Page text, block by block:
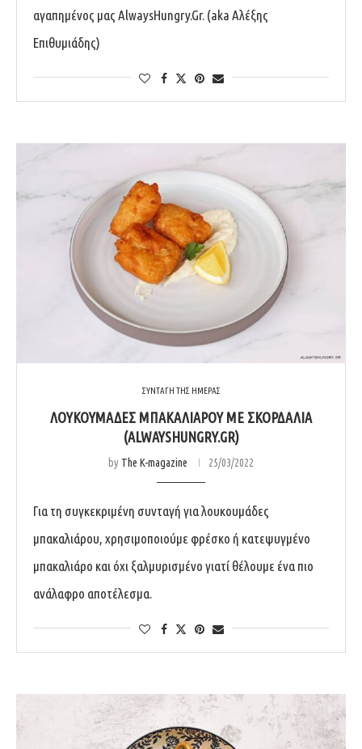
αγαπημένος μας AlwaysHungry.Gr. (aka Αλέξης
Επιθυμιάδης)
ΣΥΝΤΑΓΗ ΤΗΣ ΗΜΕΡΑΣ
ΛΟΥΚΟΥΜΆΔΕΣ ΜΠΑΚΑΛΙΆΡΟΥ ΜΕ ΣΚΟΡΔΑΛΙΆ
(ALWAYSHUNGRY.GR)
by The K-magazine 25/03/2022
Για τη συγκεκριμένη συνταγή για λουκουμάδες
μπακαλιάρου, χρησιμοποιούμε φρέσκο ή κατεψυγμένο
μπακαλιάρο και όχι ξαλμυρισμένο γιατί θέλουμε ένα πιο
ανάλαφρο αποτέλεσμα.